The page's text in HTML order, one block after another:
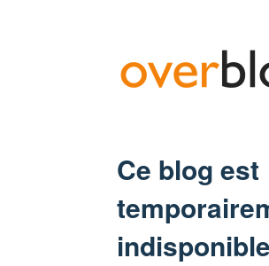
Ce blog est
indisponible